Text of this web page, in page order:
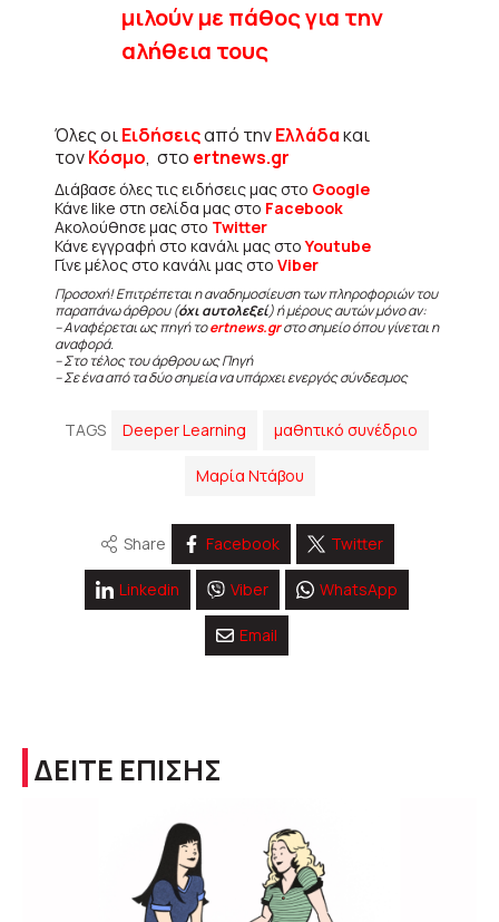
μιλούν με πάθος για την
αλήθεια τους
Όλες οιΕιδήσειςαπό τηνΕλλάδακαι
τονΚόσμο, στο ertnews.gr
Διάβασε όλες τις ειδήσεις μας στο Google
Κάνε like στη σελίδα μας στο Facebook
Ακολούθησε μας στο Twitter
Κάνε εγγραφή στο κανάλι μας στοYoutube
Γίνε μέλος στο κανάλι μας στο Viber
Προσοχή! Επιτρέπεται η αναδημοσίευση των πληροφοριών του
παραπάνω άρθρου (όχι αυτολεξεί) ή μέρους αυτών μόνο αν:
– Αναφέρεται ως πηγή τοertnews.grστο σημείο όπου γίνεται η
αναφορά.
– Στο τέλος του άρθρου ως Πηγή
– Σε ένα από τα δύο σημεία να υπάρχει ενεργός σύνδεσμος
TAGS Deeper Learning μαθητικό συνέδριο
Μαρία Ντάβου
Share Facebook Twitter
Linkedin Viber WhatsApp
Email
ΔΕΙΤΕ ΕΠΙΣΗΣ